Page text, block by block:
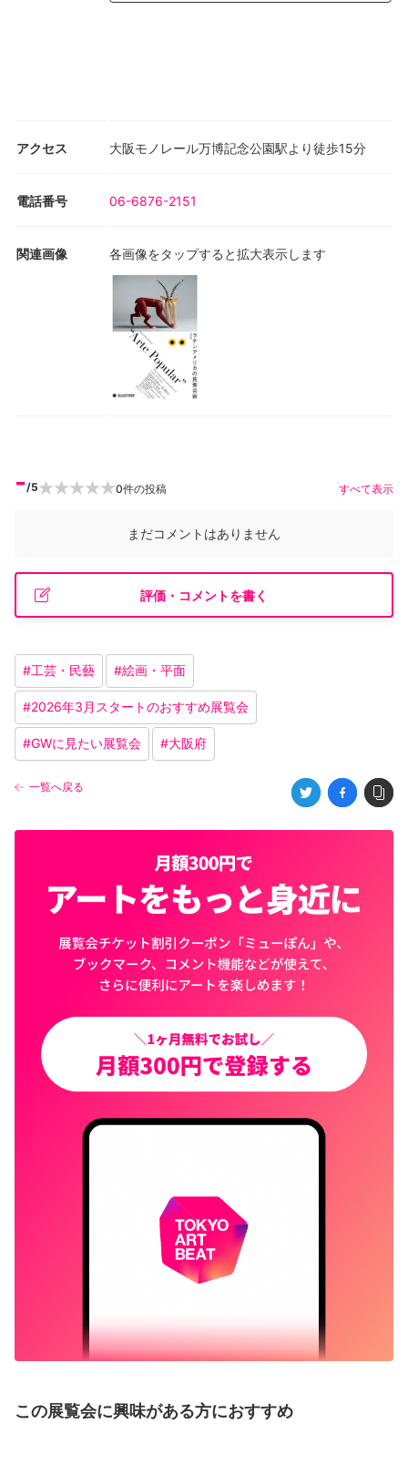
アクセス 大阪モノレール万博記念公園駅より徒歩15分
電話番号 06-6876-2151
関連画像 各画像をタップすると拡大表示します
-/5 0件の投稿 すべて表示
まだコメントはありません
評価・コメントを書く
#工芸・民藝 #絵画・平面
#2026年3月スタートのおすすめ展覧会
#GWに見たい展覧会 #大阪府
一覧へ戻る
この展覧会に興味がある方におすすめ